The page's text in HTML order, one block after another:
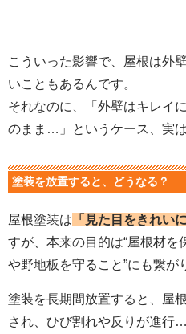
こういった影響で、屋根は外
いこともあるんです。
それなのに、「外壁はキレイ
のまま…」というケース、実
塗装を放置すると、どうなる？
屋根塗装は 「見た目をきれい
すが、 本来の目的は“屋根材を
や野地板を守ること”にも繋が
塗装を長期間放置すると、屋
され、ひび割れや反りが進行…